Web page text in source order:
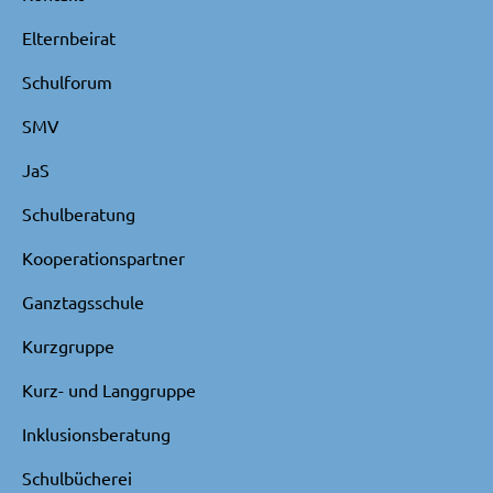
Elternbeirat
Schulforum
SMV
JaS
Schulberatung
Kooperationspartner
Ganztagsschule
Kurzgruppe
Kurz- und Langgruppe
Inklusionsberatung
Schulbücherei